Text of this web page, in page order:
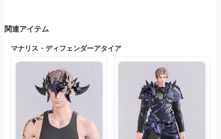
関連アイテム
マナリス・ディフェンダーアタイア